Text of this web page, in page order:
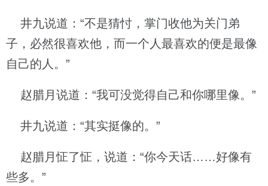
井九说道：“不是猜忖，掌门收他为关门弟
子，必然很喜欢他，而一个人最喜欢的便是最像
自己的人。”
赵腊月说道：“我可没觉得自己和你哪里像。”
井九说道：“其实挺像的。”
赵腊月怔了怔，说道：“你今天话……好像有
些多。”